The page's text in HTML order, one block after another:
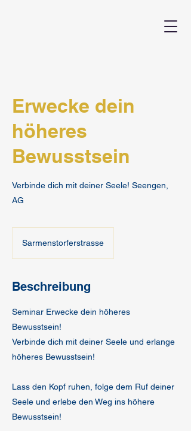
Erwecke dein
höheres
Bewusstsein
Verbinde dich mit deiner Seele! Seengen,
AG
Sarmenstorferstrasse
Beschreibung
Seminar Erwecke dein höheres
Bewusstsein!
Verbinde dich mit deiner Seele und erlange
höheres Bewusstsein!
Lass den Kopf ruhen, folge dem Ruf deiner
Seele und erlebe den Weg ins höhere
Bewusstsein!